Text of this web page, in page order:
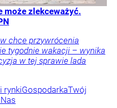
może zlekceważyć.
chce przywrócenia
tygodnie wakacji – wynika
w tej sprawie lada
rynkiGospodarkaTwój